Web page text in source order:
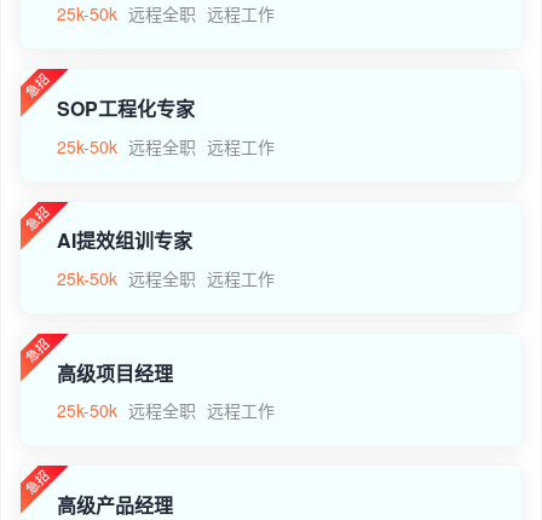
25k-50k 远程全职 远程工作
SOP工程化专家
25k-50k 远程全职 远程工作
AI提效组训专家
25k-50k 远程全职 远程工作
高级项目经理
25k-50k 远程全职 远程工作
高级产品经理